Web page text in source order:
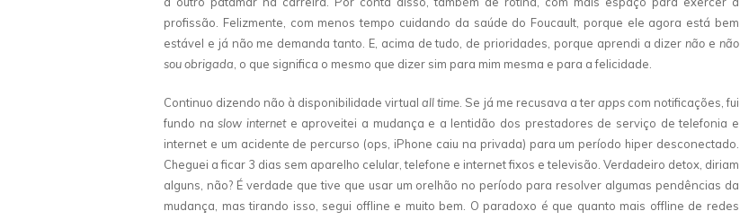
profissão. Felizmente, com menos tempo cuidando da saúde do Foucault, porque ele agora está bem
estável e já não me demanda tanto. E, acima de tudo, de prioridades, porque aprendi a dizer não e não
sou obrigada , o que significa o mesmo que dizer sim para mim mesma e para a felicidade.
Continuo dizendo não à disponibilidade virtualall time . Se já me recusava a terappscom notificações, fui
fundo naslow internete aproveitei a mudança e a lentidão dos prestadores de serviço de telefonia e
internet e um acidente de percurso (ops, iPhone caiu na privada) para um período hiper desconectado.
Cheguei a ficar 3 dias sem aparelho celular, telefone e internet fixos e televisão. Verdadeiro detox, diriam
alguns, não? É verdade que tive que usar um orelhão no período para resolver algumas pendências da
mudança, mas tirando isso, segui offline e muito bem. O paradoxo é que quanto mais offline de redes